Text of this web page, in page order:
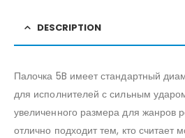
DESCRIPTION
Палочка 5B имеет стандартный
для исполнителей с сильным
увеличенного размера для жанров
отлично подходит тем, кто считает